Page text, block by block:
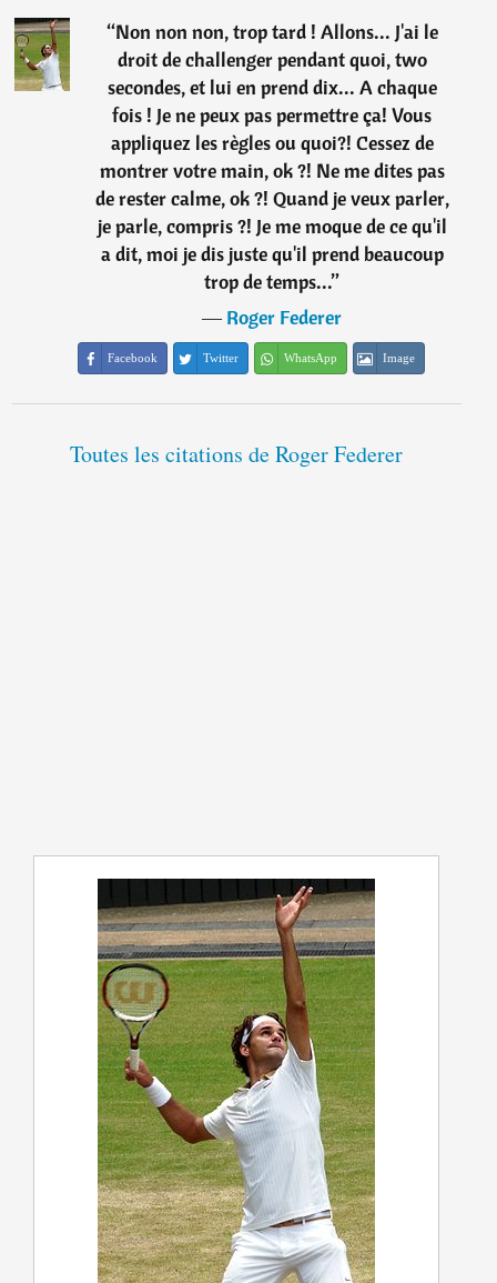
“Non non non, trop tard ! Allons... J'ai le
droit de challenger pendant quoi, two
secondes, et lui en prend dix... A chaque
fois ! Je ne peux pas permettre ça! Vous
appliquez les règles ou quoi?! Cessez de
montrer votre main, ok ?! Ne me dites pas
de rester calme, ok ?! Quand je veux parler,
je parle, compris ?! Je me moque de ce qu'il
a dit, moi je dis juste qu'il prend beaucoup
trop de temps...”
―Roger Federer
Facebook Twitter WhatsApp Image
Toutes les citations de Roger Federer